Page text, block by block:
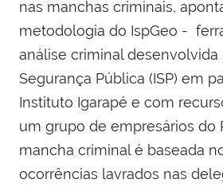
nas manchas criminais,
metodologia do IspGeo -
análise criminal
Segurança Pública (ISP) em
Instituto Igarapé e com
um grupo de empresários do
mancha criminal é baseada
ocorrências lavrados nas